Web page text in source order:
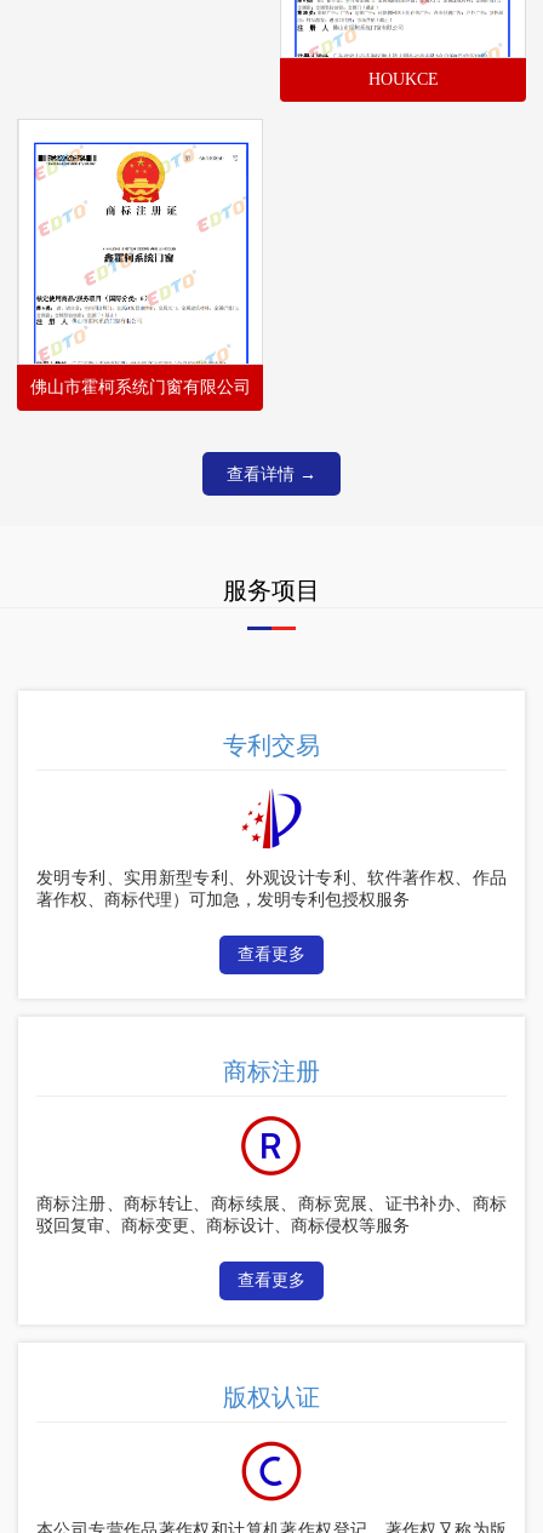
HOUKCE
佛山市霍柯系统门窗有限公司
查看详情 →
服务项目
专利交易
发明专利、实用新型专利、外观设计专利、软件著作权、作品
著作权、商标代理）可加急，发明专利包授权服务
查看更多
商标注册
商标注册、商标转让、商标续展、商标宽展、证书补办、商标
驳回复审、商标变更、商标设计、商标侵权等服务
查看更多
版权认证